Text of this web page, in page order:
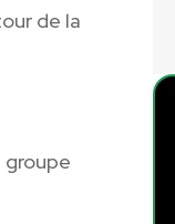
de la
groupe